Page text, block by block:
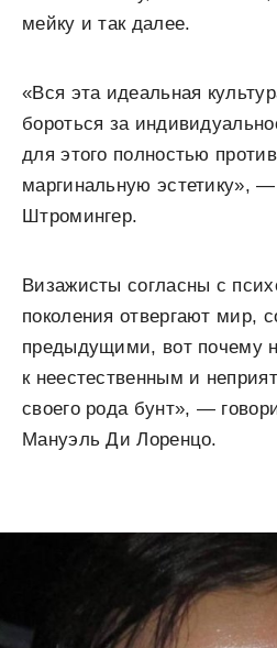
мейку и так далее.
«Вся эта идеальная
бороться за
для этого полностью
маргинальную эстетику», —
Штромингер.
Визажисты согласны с
поколения отвергают мир,
предыдущими, вот почему
к неестественным и
своего рода бунт», —
Мануэль Ди Лоренцо.